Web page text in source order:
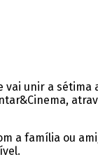
vai unir a
a família ou